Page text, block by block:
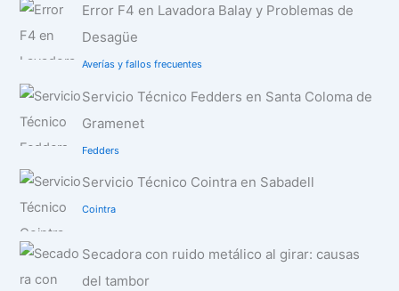
Error F4 en Lavadora Balay y Problemas de
Desagüe
Averías y fallos frecuentes
Servicio Técnico Fedders en Santa Coloma de
Gramenet
Fedders
Servicio Técnico Cointra en Sabadell
Cointra
Secadora con ruido metálico al girar: causas
del tambor